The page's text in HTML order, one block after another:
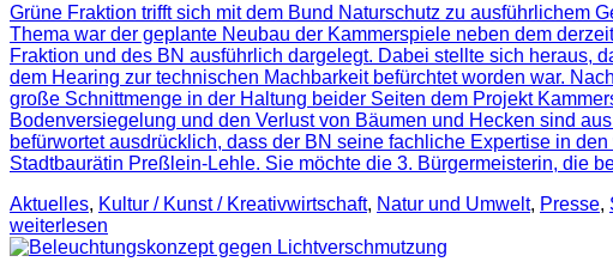
Grüne Fraktion trifft sich mit dem Bund Naturschutz zu ausführlichem
Thema war der geplante Neubau der Kammerspiele neben dem
Fraktion und des BN ausführlich dargelegt. Dabei stellte sich heraus,
dem Hearing zur technischen Machbarkeit befürchtet worden war.
große Schnittmenge in der Haltung beider Seiten dem Projekt
Bodenversiegelung und den Verlust von Bäumen und Hecken sind
befürwortet ausdrücklich, dass der BN seine fachliche Expertise in
Stadtbaurätin Preßlein-Lehle. Sie möchte die 3. Bürgermeisterin, die
Aktuelles, Kultur / Kunst / Kreativwirtschaft, Natur und Umwelt, Presse,
weiterlesen